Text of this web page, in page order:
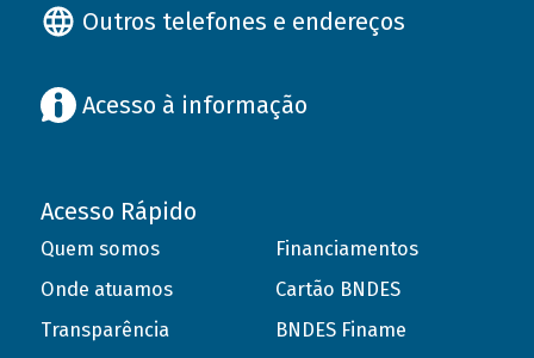
Outros telefones e endereços
Acesso à informação
Acesso Rápido
Quem somos
Onde atuamos
Transparência
Financiamentos
Cartão BNDES
BNDES Finame